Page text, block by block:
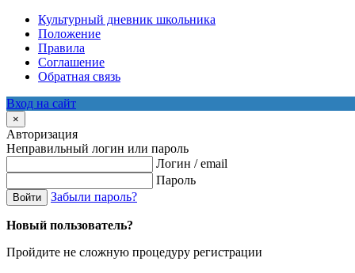
Культурный дневник школьника
Положение
Правила
Соглашение
Обратная связь
Вход на сайт
×
Авторизация
Неправильный логин или пароль
Логин / email
Пароль
Войти Забыли пароль?
Новый пользователь?
Пройдите не сложную процедуру регистрации